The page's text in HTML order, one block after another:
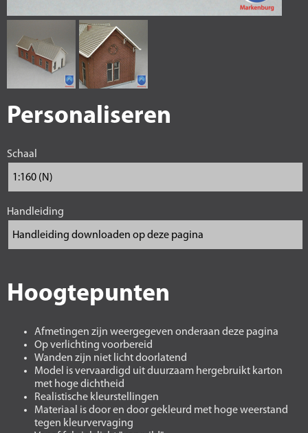
Personaliseren
Schaal
Handleiding
Hoogtepunten
Afmetingen zijn weergegeven onderaan deze pagina
Op verlichting voorbereid
Wanden zijn niet licht doorlatend
Model is vervaardigd uit duurzaam hergebruikt karton
met hoge dichtheid
Realistische kleurstellingen
Materiaal is door en door gekleurd met hoge weerstand
tegen kleurvervaging